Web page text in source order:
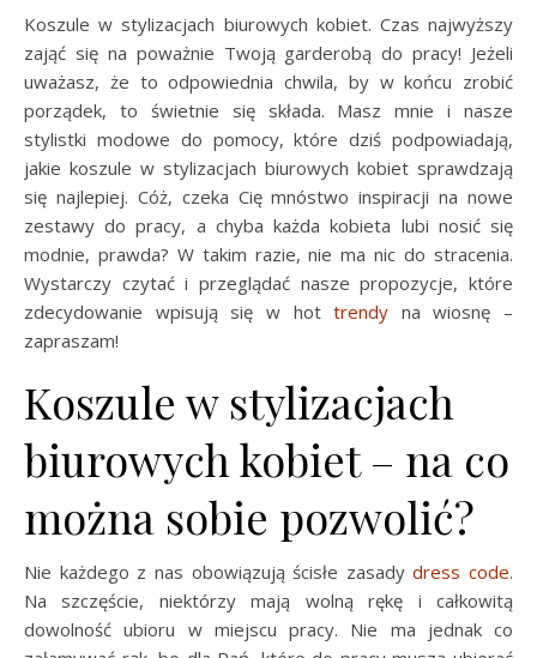
Koszule w stylizacjach biurowych kobiet. Czas najwyższy
zająć się na poważnie Twoją garderobą do pracy! Jeżeli
uważasz, że to odpowiednia chwila, by w końcu zrobić
porządek, to świetnie się składa. Masz mnie i nasze
stylistki modowe do pomocy, które dziś podpowiadają,
jakie koszule w stylizacjach biurowych kobiet sprawdzają
się najlepiej. Cóż, czeka Cię mnóstwo inspiracji na nowe
zestawy do pracy, a chyba każda kobieta lubi nosić się
modnie, prawda? W takim razie, nie ma nic do stracenia.
Wystarczy czytać i przeglądać nasze propozycje, które
zdecydowanie wpisują się w hottrendy na wiosnę –
zapraszam!
Koszule w stylizacjach
biurowych kobiet – na co
można sobie pozwolić?
Nie każdego z nas obowiązują ścisłe zasadydress code.
Na szczęście, niektórzy mają wolną rękę i całkowitą
dowolność ubioru w miejscu pracy. Nie ma jednak co